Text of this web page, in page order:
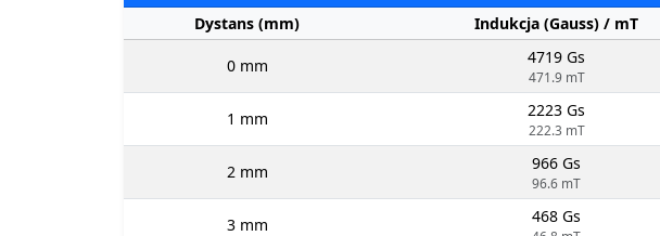
Dystans (mm)
Indukcja (Gauss) / mT
0 mm 4719 Gs
471.9 mT
1 mm 2223 Gs
222.3 mT
2 mm 966 Gs
96.6 mT
3 mm 468 Gs